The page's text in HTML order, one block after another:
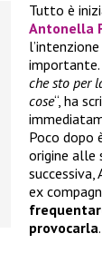
Tutto è
Antonella
importante.
che sto per
cose“, ha
Poco dopo
origine alle
ex
provocarla.